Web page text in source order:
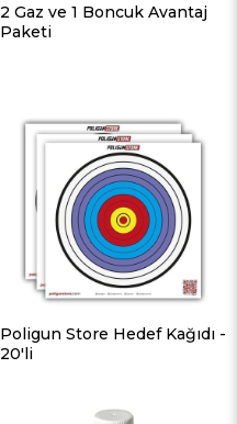
2 Gaz ve 1 Boncuk Avantaj
Paketi
Poligun Store Hedef Kağıdı -
20'li